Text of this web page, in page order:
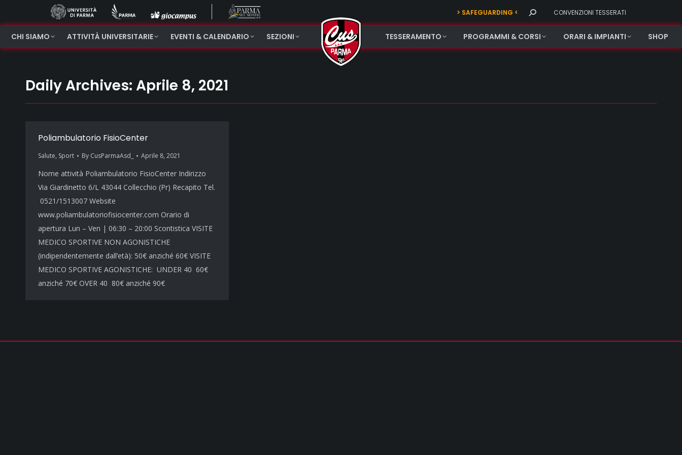
> SAFEGUARDING < Search: CONVENZIONI TESSERATI
CHI SIAMO ATTIVITÀ UNIVERSITARIE EVENTI & CALENDARIO SEZIONI TESSERAMENTO PROGRAMMI & CORSI ORARI & IMPIANTI SHOP
Daily Archives: Aprile 8, 2021
Poliambulatorio FisioCenter
Salute, Sport By CusParmaAsd_ Aprile 8, 2021
Nome attività Poliambulatorio FisioCenter Indirizzo
Via Giardinetto 6/L 43044 Collecchio (Pr) Recapito Tel.
0521/1513007 Website
www.poliambulatoriofisiocenter.com Orario di
apertura Lun – Ven | 06:30 – 20:00 Scontistica VISITE
MEDICO SPORTIVE NON AGONISTICHE
(indipendentemente dall’età): 50€ anziché 60€ VISITE
MEDICO SPORTIVE AGONISTICHE: UNDER 40 60€
anziché 70€ OVER 40 80€ anziché 90€